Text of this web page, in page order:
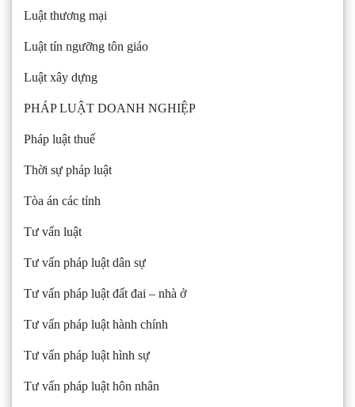
Luật thương mại
Luật tín ngưỡng tôn giáo
Luật xây dựng
PHÁP LUẬT DOANH NGHIỆP
Pháp luật thuế
Thời sự pháp luật
Tòa án các tỉnh
Tư vấn luật
Tư vấn pháp luật dân sự
Tư vấn pháp luật đất đai – nhà ở
Tư vấn pháp luật hành chính
Tư vấn pháp luật hình sự
Tư vấn pháp luật hôn nhân